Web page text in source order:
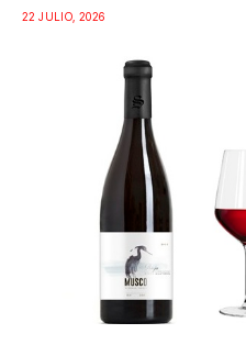
22 JULIO, 2026